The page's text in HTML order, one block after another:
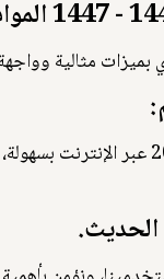
مثالية
عرض التقويم الهجري